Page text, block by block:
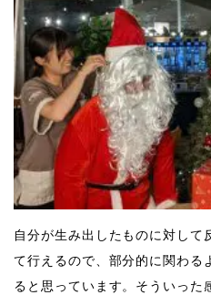
自分が生み出したものに対して
て行えるので、部分的に関わる
ると思っています。そういった